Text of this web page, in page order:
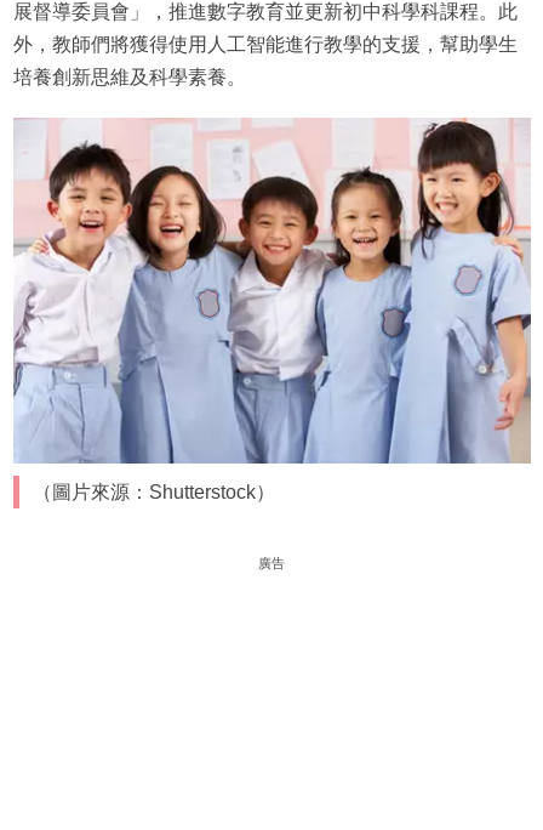
展督導委員會」，推進數字教育並更新初中科學科課程。此
外，教師們將獲得使用人工智能進行教學的支援，幫助學生
培養創新思維及科學素養。
（圖片來源：Shutterstock）
廣告